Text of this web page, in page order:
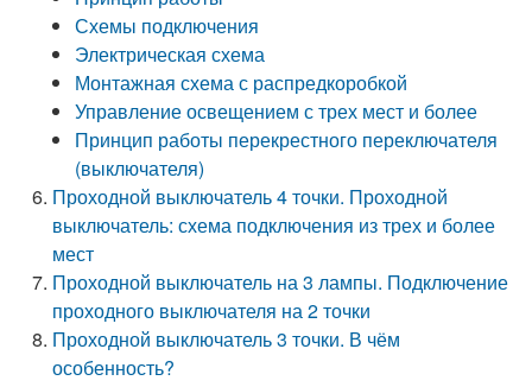
Схемы подключения
Электрическая схема
Монтажная схема с распредкоробкой
Управление освещением с трех мест и более
Принцип работы перекрестного переключателя
(выключателя)
Проходной выключатель 4 точки. Проходной
выключатель: схема подключения из трех и более
мест
Проходной выключатель на 3 лампы. Подключение
проходного выключателя на 2 точки
Проходной выключатель 3 точки. В чём
особенность?